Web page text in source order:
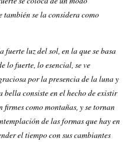
también se la considera como
fuerte luz del sol, en la que se basa
lo fuerte, lo esencial, se ve
por la presencia de la luna y
consiste en el hecho de existir
firmes como montañas, y se tornan
de las formas que hay en
el tiempo con sus cambiantes